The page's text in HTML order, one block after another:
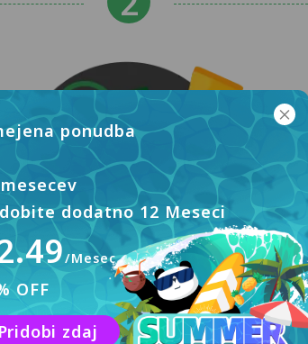
Prenesite in namestite
ponudba
dodatno 12 Meseci
/Mesec
OFF
Pridobi zdaj